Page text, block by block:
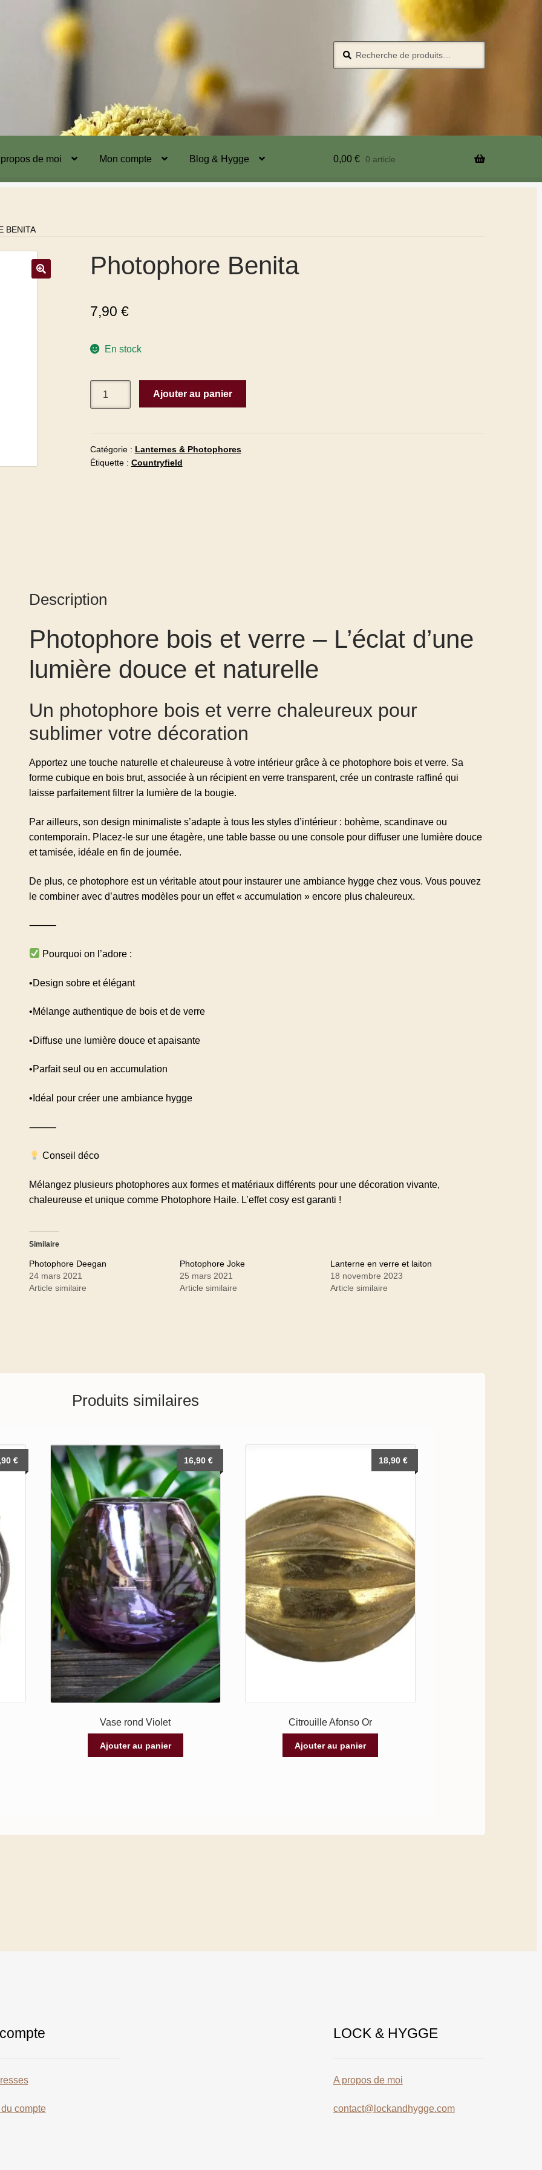
de moi Mon compte Blog & Hygge 0,00 € 0 article
BENITA
Photophore Benita
7,90 €
En stock
Ajouter au panier
Catégorie : Lanternes & Photophores
Étiquette : Countryfield
Description
Photophore bois et verre – L’éclat d’une
lumière douce et naturelle
Un photophore bois et verre chaleureux pour
sublimer votre décoration
Apportez une touche naturelle et chaleureuse à votre intérieur grâce à ce photophore bois et verre. Sa
forme cubique en bois brut, associée à un récipient en verre transparent, crée un contraste raffiné qui
laisse parfaitement filtrer la lumière de la bougie.
Par ailleurs, son design minimaliste s’adapte à tous les styles d’intérieur : bohème, scandinave ou
contemporain. Placez-le sur une étagère, une table basse ou une console pour diffuser une lumière douce
et tamisée, idéale en fin de journée.
De plus, ce photophore est un véritable atout pour instaurer une ambiance hygge chez vous. Vous pouvez
le combiner avec d’autres modèles pour un effet « accumulation » encore plus chaleureux.
⸻
Pourquoi on l’adore :
•Design sobre et élégant
•Mélange authentique de bois et de verre
•Diffuse une lumière douce et apaisante
•Parfait seul ou en accumulation
•Idéal pour créer une ambiance hygge
⸻
Conseil déco
Mélangez plusieurs photophores aux formes et matériaux différents pour une décoration vivante,
chaleureuse et unique comme Photophore Haile. L’effet cosy est garanti !
Similaire
Photophore Deegan
24 mars 2021
Article similaire
Photophore Joke
25 mars 2021
Article similaire
Lanterne en verre et laiton
18 novembre 2023
Article similaire
Produits similaires
€
Vase rond Violet
16,90 €
Ajouter au panier
Citrouille Afonso Or
18,90€
Ajouter au panier
compte
LOCK & HYGGE
A propos de moi
contact@lockandhygge.com